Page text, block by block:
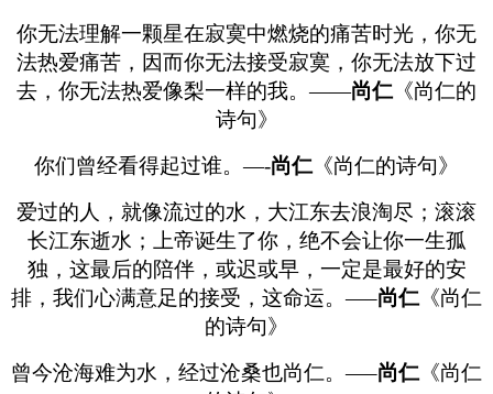
你无法理解一颗星在寂寞中燃烧的痛苦时光，你无
法热爱痛苦，因而你无法接受寂寞，你无法放下过
去，你无法热爱像梨一样的我。——尚仁 《尚仁的
诗句》
你们曾经看得起过谁。—-尚仁 《尚仁的诗句》
爱过的人，就像流过的水，大江东去浪淘尽；滚滚
长江东逝水；上帝诞生了你，绝不会让你一生孤
独，这最后的陪伴，或迟或早，一定是最好的安
排，我们心满意足的接受，这命运。—–尚仁 《尚仁
的诗句》
曾今沧海难为水，经过沧桑也尚仁。—–尚仁 《尚仁